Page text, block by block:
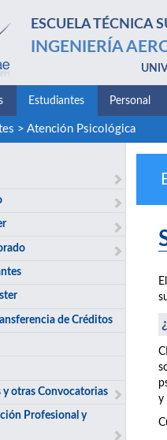
ESCUELA TÉCNICA
INGENIERÍA
Estudiantes Personal
> Atención Psicológica
de Créditos
y otras Convocatorias
Profesional y
y